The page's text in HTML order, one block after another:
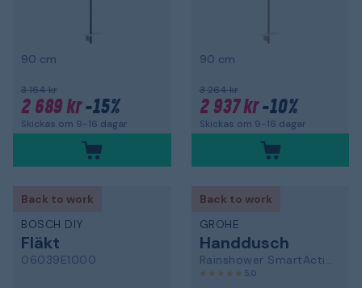
90 cm
3 164 kr
2 689 kr-15%
Skickas om 9-16 dagar
90 cm
3 264 kr
2 937 kr-10%
Skickas om 9-16 dagar
Back to work
BOSCH DIY
Fläkt
06039E1000
Back to work
GROHE
Handdusch
Rainshower SmartActive
5,0